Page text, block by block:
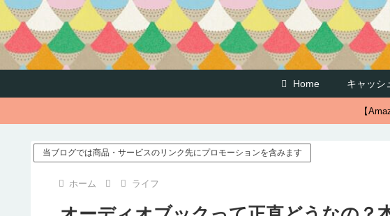
Home キャッシ
【
当ブログでは商品・サービスのリンク先にプロモーションを含みます
ホーム ライフ